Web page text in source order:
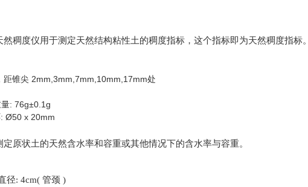
然稠度仪用于测定天然结构粘性土的稠度指标，这个指标即为天然稠度指标。
距锥尖 2mm,3mm,7mm,10mm,17mm处
: 76g±0.1g
Ø50 x 20mm
定原状土的天然含水率和容重或其他情况下的含水率与容重。
径: 4cm( 管颈 )